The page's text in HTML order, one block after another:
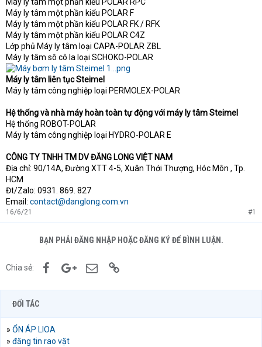
Máy ly tâm một phần kiểu POLAR RPC
Máy ly tâm một phần kiểu POLAR F
Máy ly tâm một phần kiểu POLAR FK / RFK
Máy ly tâm một phần kiểu POLAR C4Z
Lớp phủ Máy ly tâm loại CAPA-POLAR ZBL
Máy ly tâm sô cô la loại SCHOKO-POLAR
Máy ly tâm liên tục Steimel
Máy ly tâm công nghiệp loại PERMOLEX-POLAR
Hệ thống và nhà máy hoàn toàn tự động với máy ly tâm Steimel
Hệ thống ROBOT-POLAR
Máy ly tâm công nghiệp loại HYDRO-POLAR E
CÔNG TY TNHH TM DV ĐĂNG LONG VIỆT NAM
Địa chỉ: 90/14A, Đường XTT 4-5, Xuân Thới Thượng, Hóc Môn , Tp.
HCM
Đt/Zalo: 0931. 869. 827
Email: contact@danglong.com.vn
16/6/21 #1
BẠN PHẢI ĐĂNG NHẬP HOẶC ĐĂNG KÝ ĐỂ BÌNH LUẬN.
Chia sẻ: FacebookGoogle+Email
ĐỐI TÁC
» ỔN ÁP LIOA
» đăng tin rao vặt